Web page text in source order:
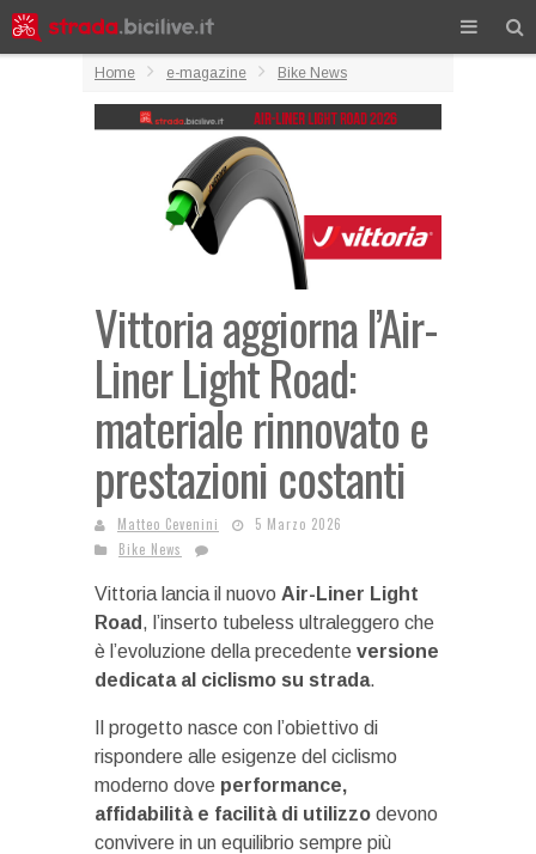
Home e-magazine Bike News
Vittoria aggiorna l’Air-
Liner Light Road:
materiale rinnovato e
prestazioni costanti
Matteo Cevenini
5 Marzo 2026
Bike News
Vittoria lancia il nuovo Air-Liner Light
Road , l’inserto tubeless ultraleggero che
è l’evoluzione della precedente versione
dedicata al ciclismo su strada.
Il progetto nasce con l’obiettivo di
rispondere alle esigenze del ciclismo
moderno dove performance,
affidabilità e facilità di utilizzo devono
convivere in un equilibrio sempre più